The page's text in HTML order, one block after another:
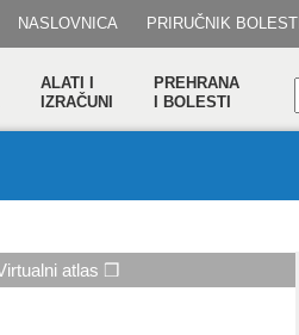
NASLOVNICA PRIRUČNIK BOLESTI
ALATI I
IZRAČUNI
PREHRANA
I BOLESTI
atlas ❒